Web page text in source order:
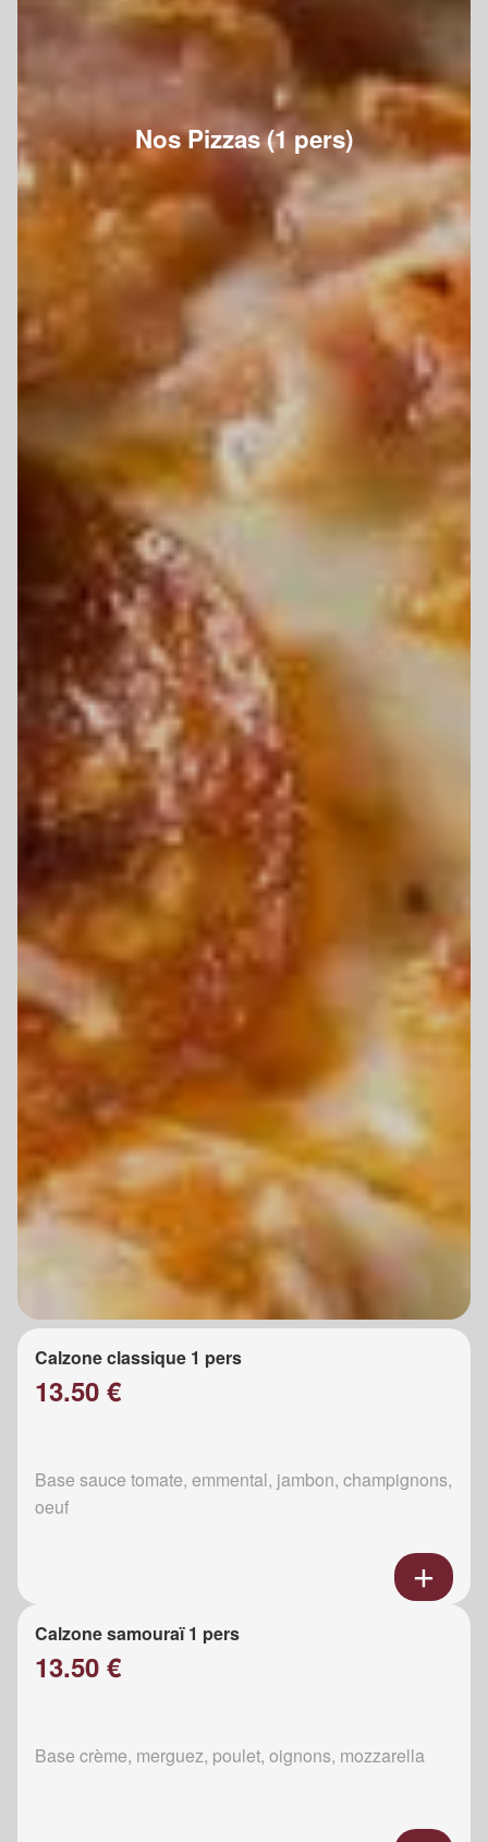
Nos Pizzas (1 pers)
Calzone classique 1 pers
13.50 €
Base sauce tomate, emmental, jambon, champignons,
oeuf
Calzone samouraï 1 pers
13.50 €
Base crème, merguez, poulet, oignons, mozzarella